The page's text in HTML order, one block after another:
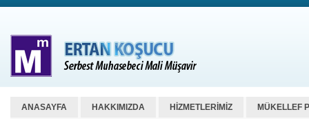
ANASAYFA HAKKIMIZDA HİZMETLERİMİZ MÜKELLEF